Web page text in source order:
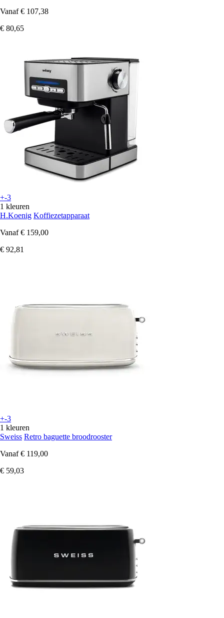
Vanaf € 107,38
€ 80,65
+-3
1 kleuren
H.Koenig Koffiezetapparaat
Vanaf € 159,00
€ 92,81
+-3
1 kleuren
Sweiss Retro baguette broodrooster
Vanaf € 119,00
€ 59,03